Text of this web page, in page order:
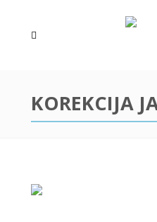
KOREKCIJA